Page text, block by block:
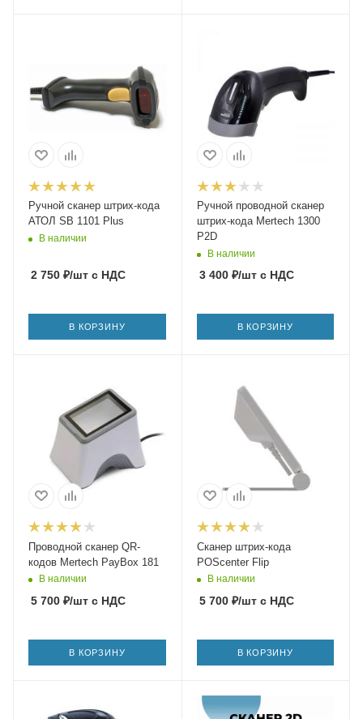
Ручной сканер штрих-кода
АТОЛ SB 1101 Plus
В наличии
2 750 ₽/шт с НДС
В КОРЗИНУ
Ручной проводной сканер
штрих-кода Mertech 1300
P2D
В наличии
3 400₽/штс НДС
В КОРЗИНУ
Проводной сканер QR-
кодов Mertech PayBox 181
В наличии
5 700 ₽/шт с НДС
В КОРЗИНУ
Сканер штрих-кода
POScenter Flip
В наличии
5 700₽/штс НДС
В КОРЗИНУ